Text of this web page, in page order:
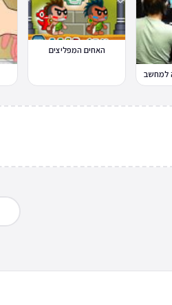
למחשב
האחים המפליצים